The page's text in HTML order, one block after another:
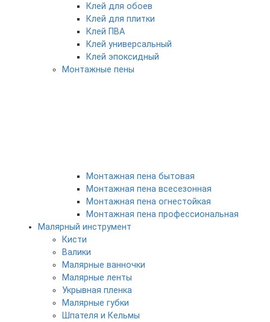
Клей для обоев
Клей для плитки
Клей ПВА
Клей универсальный
Клей эпоксидный
Монтажные пены
Монтажная пена бытовая
Монтажная пена всесезонная
Монтажная пена огнестойкая
Монтажная пена профессиональная
Малярный инструмент
Кисти
Валики
Малярные ванночки
Малярные ленты
Укрывная пленка
Малярные губки
Шпателя и Кельмы